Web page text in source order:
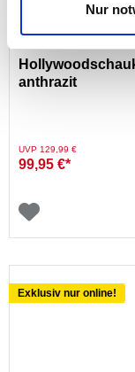
Nur
anthrazit
Preis reduziert von
UVP 129,99 €auf
99,95 €*
Exklusiv nur online!